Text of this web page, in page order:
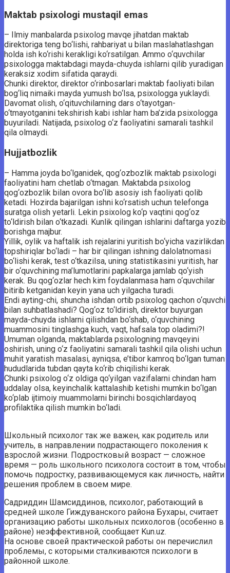
Maktab psixologi mustaqil emas
– Ilmiy manbalarda psixolog mavqe jihatdan maktab
direktoriga teng bo‘lishi, rahbariyat u bilan maslahatlashgan
holda ish ko‘rishi kerakligi ko‘rsatilgan. Ammo o‘quvchilar
psixologga maktabdagi mayda-chuyda ishlarni qilib yuradigan
keraksiz xodim sifatida qaraydi.
Chunki direktor, direktor o‘rinbosarlari maktab faoliyati bilan
bog‘liq nimaiki mayda yumush bo‘lsa, psixologga yuklaydi.
Davomat olish, o‘qituvchilarning dars o‘tayotgan-
o‘tmayotganini tekshirish kabi ishlar ham ba’zida psixologga
buyuriladi. Natijada, psixolog o‘z faoliyatini samarali tashkil
qila olmaydi.
Hujjatbozlik
– Hamma joyda bo‘lganidek, qog‘ozbozlik maktab psixologi
faoliyatini ham chetlab o‘tmagan. Maktabda psixolog
qog‘ozbozlik bilan ovora bo‘lib asosiy ish faoliyati qolib
ketadi. Hozirda bajarilgan ishni ko‘rsatish uchun telefonga
suratga olish yetarli. Lekin psixolog ko‘p vaqtini qog‘oz
to‘ldirish bilan o‘tkazadi. Kunlik qilingan ishlarini daftarga yozib
borishga majbur.
Yillik, oylik va haftalik ish rejalarini yuritish bo‘yicha vazirlikdan
topshiriqlar bo‘ladi – har bir qilingan ishning dalolatnomasi
bo‘lishi kerak, test o‘tkazilsa, uning statistikasini yuritish, har
bir o‘quvchining ma’lumotlarini papkalarga jamlab qo‘yish
kerak. Bu qog‘ozlar hech kim foydalanmasa ham o‘quvchilar
bitirib ketganidan keyin yana uch yilgacha turadi.
Endi ayting-chi, shuncha ishdan ortib psixolog qachon o‘quvchi
bilan suhbatlashadi? Qog‘oz to‘ldirish, direktor buyurgan
mayda-chuyda ishlarni qilishdan bo‘shab, o‘quvchining
muammosini tinglashga kuch, vaqt, hafsala top oladimi?!
Umuman olganda, maktablarda psixologning mavqeyini
oshirish, uning o‘z faoliyatini samarali tashkil qila olishi uchun
muhit yaratish masalasi, ayniqsa, e’tibor kamroq bo‘lgan tuman
hududlarida tubdan qayta ko‘rib chiqilishi kerak.
Chunki psixolog o‘z oldiga qo‘yilgan vazifalarni chindan ham
uddalay olsa, keyinchalik kattalashib ketishi mumkin bo‘lgan
ko‘plab ijtimoiy muammolarni birinchi bosqichlardayoq
profilaktika qilish mumkin bo‘ladi.
Школьный психолог так же важен, как родитель или
учитель, в направлении подрастающего поколения к
взрослой жизни. Подростковый возраст — сложное
время — роль школьного психолога состоит в том, чтобы
помочь подростку, развивающемуся как личность, найти
решения проблем в своем мире.
Садриддин Шамсиддинов, психолог, работающий в
средней школе Гиждуванского района Бухары, считает
организацию работы школьных психологов (особенно в
районе) неэффективной, сообщает Kun.uz.
На основе своей практической работы он перечислил
проблемы, с которыми сталкиваются психологи в
районной школе.